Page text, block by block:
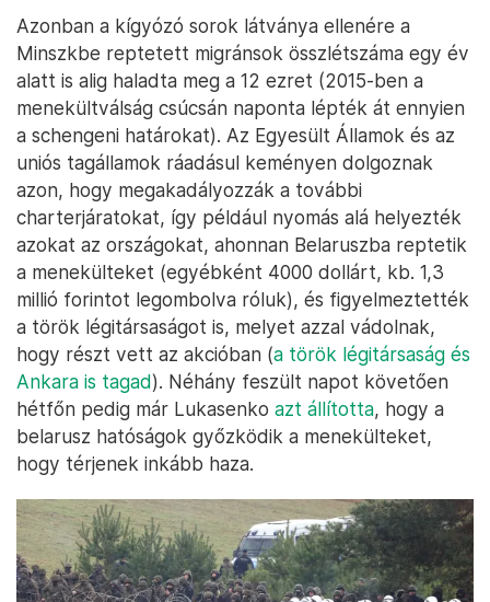
Azonban a kígyózó sorok látványa ellenére a
Minszkbe reptetett migránsok összlétszáma egy év
alatt is alig haladta meg a 12 ezret (2015-ben a
menekültválság csúcsán naponta lépték át ennyien
a schengeni határokat). Az Egyesült Államok és az
uniós tagállamok ráadásul keményen dolgoznak
azon, hogy megakadályozzák a további
charterjáratokat, így például nyomás alá helyezték
azokat az országokat, ahonnan Belaruszba reptetik
a menekülteket (egyébként 4000 dollárt, kb. 1,3
millió forintot legombolva róluk), és figyelmeztették
a török légitársaságot is, melyet azzal vádolnak,
hogy részt vett az akcióban (a török légitársaság és
Ankara is tagad). Néhány feszült napot követően
hétfőn pedig már Lukasenko azt állította, hogy a
belarusz hatóságok győzködik a menekülteket,
hogy térjenek inkább haza.